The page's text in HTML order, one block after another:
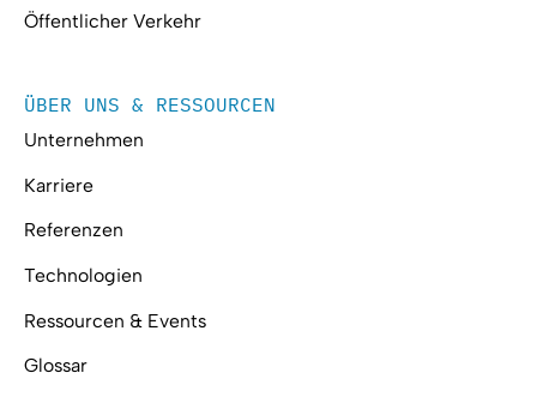
Öffentlicher Verkehr
ÜBER UNS & RESSOURCEN
Unternehmen
Karriere
Referenzen
Technologien
Ressourcen & Events
Glossar